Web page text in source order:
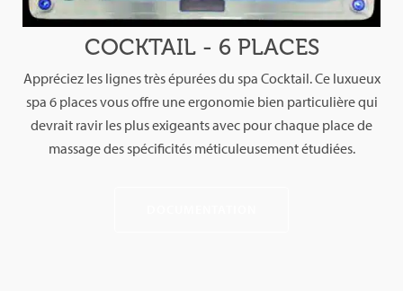
COCKTAIL - 6 PLACES
Appréciez les lignes très épurées du spa Cocktail. Ce luxueux
spa 6 places vous offre une ergonomie bien particulière qui
devrait ravir les plus exigeants avec pour chaque place de
massage des spécificités méticuleusement étudiées.